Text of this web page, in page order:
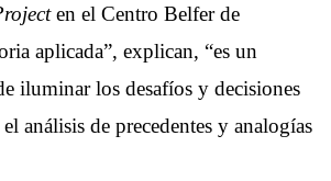
en el Centro Belfer de
aplicada”, explican, “es un
iluminar los desafíos y decisiones
análisis de precedentes y analogías